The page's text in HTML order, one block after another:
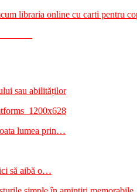
libraria online cu carti pentru
sau abilităților
lumea prin…
să aibă o…